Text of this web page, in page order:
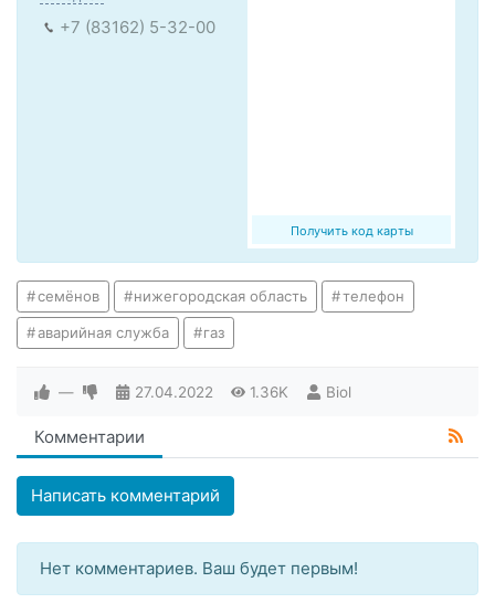
Получить код карты
+7 (83162) 5-32-00
семёнов нижегородская область телефон
аварийная служба газ
— 27.04.2022 1.36K Biol
Комментарии
Написать комментарий
Нет комментариев. Ваш будет первым!